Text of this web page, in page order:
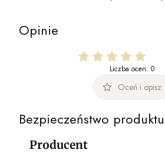
Opinie
Liczba ocen: 0
Oceń i opisz
Bezpieczeństwo produktu
Producent